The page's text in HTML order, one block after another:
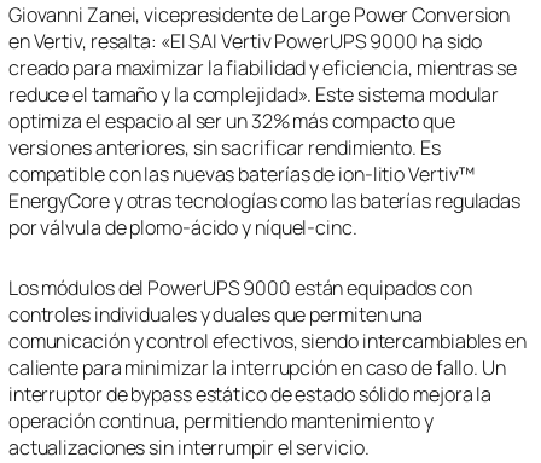
Giovanni Zanei, vicepresidente de Large Power Conversion
en Vertiv, resalta: «El SAI Vertiv PowerUPS 9000 ha sido
creado para maximizar la fiabilidad y eficiencia, mientras se
reduce el tamaño y la complejidad». Este sistema modular
optimiza el espacio al ser un 32% más compacto que
versiones anteriores, sin sacrificar rendimiento. Es
compatible con las nuevas baterías de ion-litio Vertiv™
EnergyCore y otras tecnologías como las baterías reguladas
por válvula de plomo-ácido y níquel-cinc.
Los módulos del PowerUPS 9000 están equipados con
controles individuales y duales que permiten una
comunicación y control efectivos, siendo intercambiables en
caliente para minimizar la interrupción en caso de fallo. Un
interruptor de bypass estático de estado sólido mejora la
operación continua, permitiendo mantenimiento y
actualizaciones sin interrumpir el servicio.